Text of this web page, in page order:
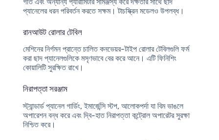
গতি এবং অন্যান্য প্যারামিটার সামঞ্জস্য করে দক্ষতার সাথে ছাদ
প্যানেলের ধরন পরিবর্তন করতে সক্ষম। টাচস্ক্রিন মডেলও উপলব্ধ।
রানআউট রোলার টেবিল
মেশিনের নির্গমন প্রান্তে চালিত কনভেয়র-টাইপ রোলার টেবিলগুলি ফর্ম
করা ছাদ প্যানেলগুলিকে মসৃণভাবে বের করে আনে। এটি ফিনিশিং
কোয়ালিটি সুরক্ষিত রাখে।
নিরাপত্তা সরঞ্জাম
স্ট্যান্ডার্ড প্যানেল গার্ডিং, ইমার্জেন্সি স্টপ, আলোকপর্দা যা বিম ভাঙলে
অপারেশন বন্ধ করে এবং দ্বি-হাত নিরাপত্তা কন্ট্রোল অপারেটর সুরক্ষা
নিশ্চিত করে।